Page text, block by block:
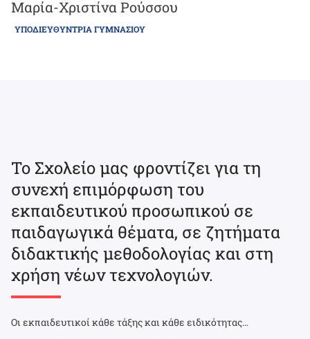
Μαρία-Χριστίνα Ρούσσου
ΥΠΟΔΙΕΥΘΎΝΤΡΙΑ ΓΥΜΝΑΣΊΟΥ
Το Σχολείο μας φροντίζει για τη
συνεχή επιμόρφωση του
εκπαιδευτικού προσωπικού σε
παιδαγωγικά θέματα, σε ζητήματα
διδακτικής μεθοδολογίας και στη
χρήση νέων τεχνολογιών.
Οι εκπαιδευτικοί κάθε τάξης και κάθε ειδικότητας…